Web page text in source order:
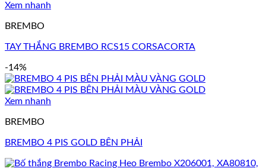
Xem nhanh
BREMBO
TAY THẮNG BREMBO RCS15 CORSACORTA
-14%
Xem nhanh
BREMBO
BREMBO 4 PIS GOLD BÊN PHẢI